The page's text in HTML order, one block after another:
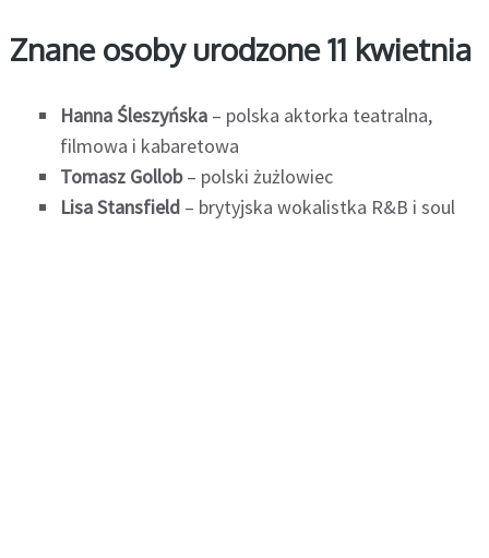
Znane osoby urodzone 11 kwietnia
Hanna Śleszyńska– polska aktorka teatralna,
filmowa i kabaretowa
Tomasz Gollob– polski żużlowiec
Lisa Stansfield– brytyjska wokalistka R&B i soul